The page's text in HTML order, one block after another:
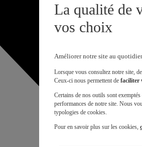
La qualité de
vos choix
Améliorer notre site au
Lorsque vous consultez notre site,
Ceux-ci nous permettent de faciliter
Certains de nos outils sont
performances de notre site. Nous
typologies de cookies.
Pour en savoir plus sur les cookies,